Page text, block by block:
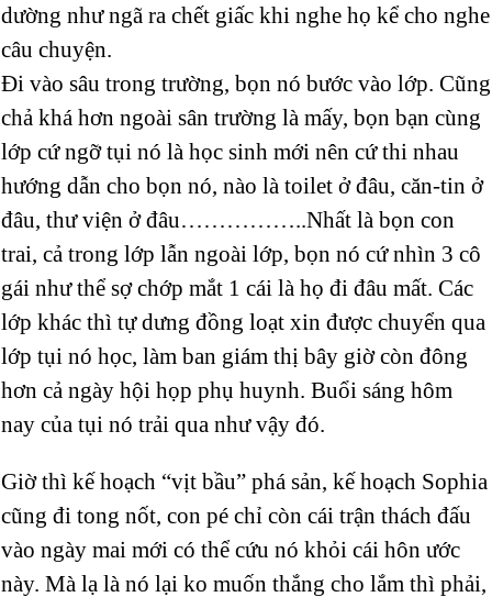
dường như ngã ra chết giấc khi nghe họ kể cho nghe
câu chuyện.
Đi vào sâu trong trường, bọn nó bước vào lớp. Cũng
chả khá hơn ngoài sân trường là mấy, bọn bạn cùng
lớp cứ ngỡ tụi nó là học sinh mới nên cứ thi nhau
hướng dẫn cho bọn nó, nào là toilet ở đâu, căn-tin ở
đâu, thư viện ở đâu……………..Nhất là bọn con
trai, cả trong lớp lẫn ngoài lớp, bọn nó cứ nhìn 3 cô
gái như thể sợ chớp mắt 1 cái là họ đi đâu mất. Các
lớp khác thì tự dưng đồng loạt xin được chuyển qua
lớp tụi nó học, làm ban giám thị bây giờ còn đông
hơn cả ngày hội họp phụ huynh. Buổi sáng hôm
nay của tụi nó trải qua như vậy đó.
Giờ thì kế hoạch “vịt bầu” phá sản, kế hoạch Sophia
cũng đi tong nốt, con pé chỉ còn cái trận thách đấu
vào ngày mai mới có thể cứu nó khỏi cái hôn ước
này. Mà lạ là nó lại ko muốn thắng cho lắm thì phải,